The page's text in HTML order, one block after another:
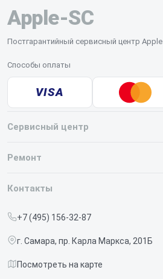
Apple-SC
Постгарантийный сервисный центр Apple
Способы оплаты
VISA
Сервисный центр
О нашем сервисе
Срочный ремонт
Доставка и способы оплаты
Диагностика
Ремонт
Iphone
Контакты
+7 (495) 156-32-87
г. Самара, пр. Карла Маркса, 201Б
Посмотреть на карте